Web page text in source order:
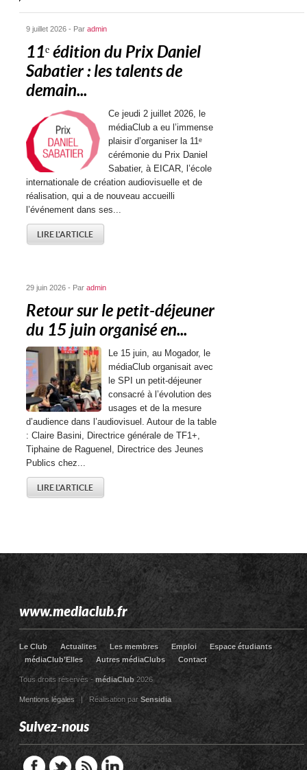
9 juillet 2026 - Paradmin
11ᵉ édition du Prix Daniel
Sabatier : les talents de
demain...
Ce jeudi 2 juillet 2026, le
médiaClub a eu l’immense
plaisir d’organiser la 11ᵉ
cérémonie du Prix Daniel
Sabatier, à EICAR, l’école
internationale de création audiovisuelle et de
réalisation, qui a de nouveau accueilli
l’événement dans ses...
LIRE L'ARTICLE
29 juin 2026 - Paradmin
Retour sur le petit-déjeuner
du 15 juin organisé en...
Le 15 juin, au Mogador, le
médiaClub organisait avec
le SPI un petit-déjeuner
consacré à l’évolution des
usages et de la mesure
d’audience dans l’audiovisuel. Autour de la table
: Claire Basini, Directrice générale de TF1+,
Tiphaine de Raguenel, Directrice des Jeunes
Publics chez...
LIRE L'ARTICLE
www.mediaclub.fr
Le Club Actualites Les membres Emploi
Espace étudiants
médiaClub’Elles
Autres médiaClubs Contact
Tous droits réservés -médiaClub 2026
Mentions légales| Réalisation parSensidia
Suivez-nous